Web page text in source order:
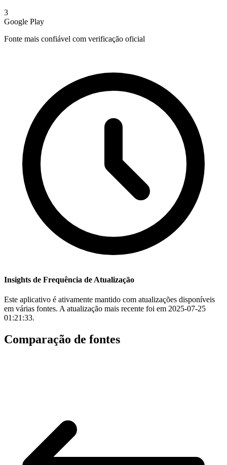
3
Google Play
Fonte mais confiável com verificação oficial
Insights de Frequência de Atualização
Este aplicativo é ativamente mantido com atualizações disponíveis
em várias fontes. A atualização mais recente foi em 2025-07-25
01:21:33.
Comparação de fontes